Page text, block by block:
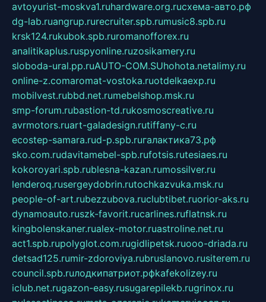
avtoyurist-moskva1.ruhardware.org.ruсхема-авто.рф
dg-lab.ruangrup.rurecruiter.spb.rumusic8.spb.ru
krsk124.rukubok.spb.ruromanofforex.ru
analitikaplus.ruspyonline.ruzosikamery.ru
sloboda-ural.pp.ruAUTO-COM.SUhohota.netalimy.ru
online-z.comaromat-vostoka.ruotdelkaexp.ru
mobilvest.rubbd.net.rumebelshop.msk.ru
smp-forum.rubastion-td.rukosmoscreative.ru
avrmotors.ruart-galadesign.rutiffany-c.ru
ecostep-samara.rud-p.spb.ruгалактика73.рф
sko.com.rudavitamebel-spb.rufotsis.rutesiaes.ru
kokoroyari.spb.rublesna-kazan.rumossilver.ru
lenderoq.rusergeydobrin.rutochkazvuka.msk.ru
people-of-art.rubezzubova.ruclubtibet.ruorior-aks.ru
dynamoauto.ruszk-favorit.rucarlines.ruflatnsk.ru
kingbolenskaner.rualex-motor.ruastroline.net.ru
act1.spb.rupolyglot.com.rugidlipetsk.ruooo-driada.ru
detsad125.rumir-zdoroviya.rubruslanovo.rusiterem.ru
council.spb.ruлодкипатриот.рфkafekolizey.ru
iclub.net.rugazon-easy.rusugarepilekb.rugrinox.ru